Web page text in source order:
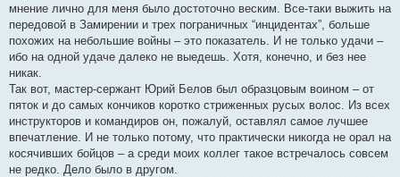
мнение лично для меня было достоточно веским. Все-таки выжить на
передовой в Замирении и трех пограничных “инцидентах”, больше
похожих на небольшие войны – это показатель. И не только удачи –
ибо на одной удаче далеко не выедешь. Хотя, конечно, и без нее
никак.
Так вот, мастер-сержант Юрий Белов был образцовым воином – от
пяток и до самых кончиков коротко стриженных русых волос. Из всех
инструкторов и командиров он, пожалуй, оставлял самое лучшее
впечатление. И не только потому, что практически никогда не орал на
косячивших бойцов – а среди моих коллег такое встречалось совсем
не редко. Дело было в другом.